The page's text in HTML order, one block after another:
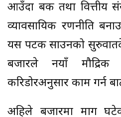
आउँदा बैंक तथा वित्तीय
व्यावसायिक रणनीति
यस पटक साउनको
बजारले नयाँ
करिडोरअनुसार काम गर्न
अहिले बजारमा माग